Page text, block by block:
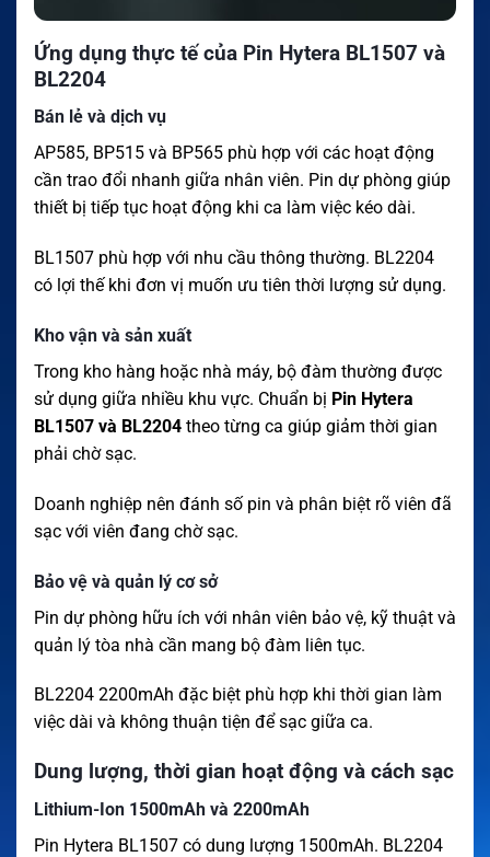
Ứng dụng thực tế của Pin Hytera BL1507 và
BL2204
Bán lẻ và dịch vụ
AP585, BP515 và BP565 phù hợp với các hoạt động
cần trao đổi nhanh giữa nhân viên. Pin dự phòng giúp
thiết bị tiếp tục hoạt động khi ca làm việc kéo dài.
BL1507 phù hợp với nhu cầu thông thường. BL2204
có lợi thế khi đơn vị muốn ưu tiên thời lượng sử dụng.
Kho vận và sản xuất
Trong kho hàng hoặc nhà máy, bộ đàm thường được
sử dụng giữa nhiều khu vực. Chuẩn bị Pin Hytera
BL1507 và BL2204 theo từng ca giúp giảm thời gian
phải chờ sạc.
Doanh nghiệp nên đánh số pin và phân biệt rõ viên đã
sạc với viên đang chờ sạc.
Bảo vệ và quản lý cơ sở
Pin dự phòng hữu ích với nhân viên bảo vệ, kỹ thuật và
quản lý tòa nhà cần mang bộ đàm liên tục.
BL2204 2200mAh đặc biệt phù hợp khi thời gian làm
việc dài và không thuận tiện để sạc giữa ca.
Dung lượng, thời gian hoạt động và cách sạc
Lithium-Ion 1500mAh và 2200mAh
Pin Hytera BL1507 có dung lượng 1500mAh. BL2204